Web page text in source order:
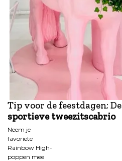
Tip voor de feestdagen; De
sportieve tweezitscabrio
Neem je
favoriete
Rainbow High-
poppen mee